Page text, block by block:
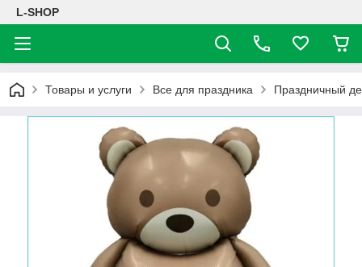
L-SHOP
Товары и услуги Все для праздника Праздничный